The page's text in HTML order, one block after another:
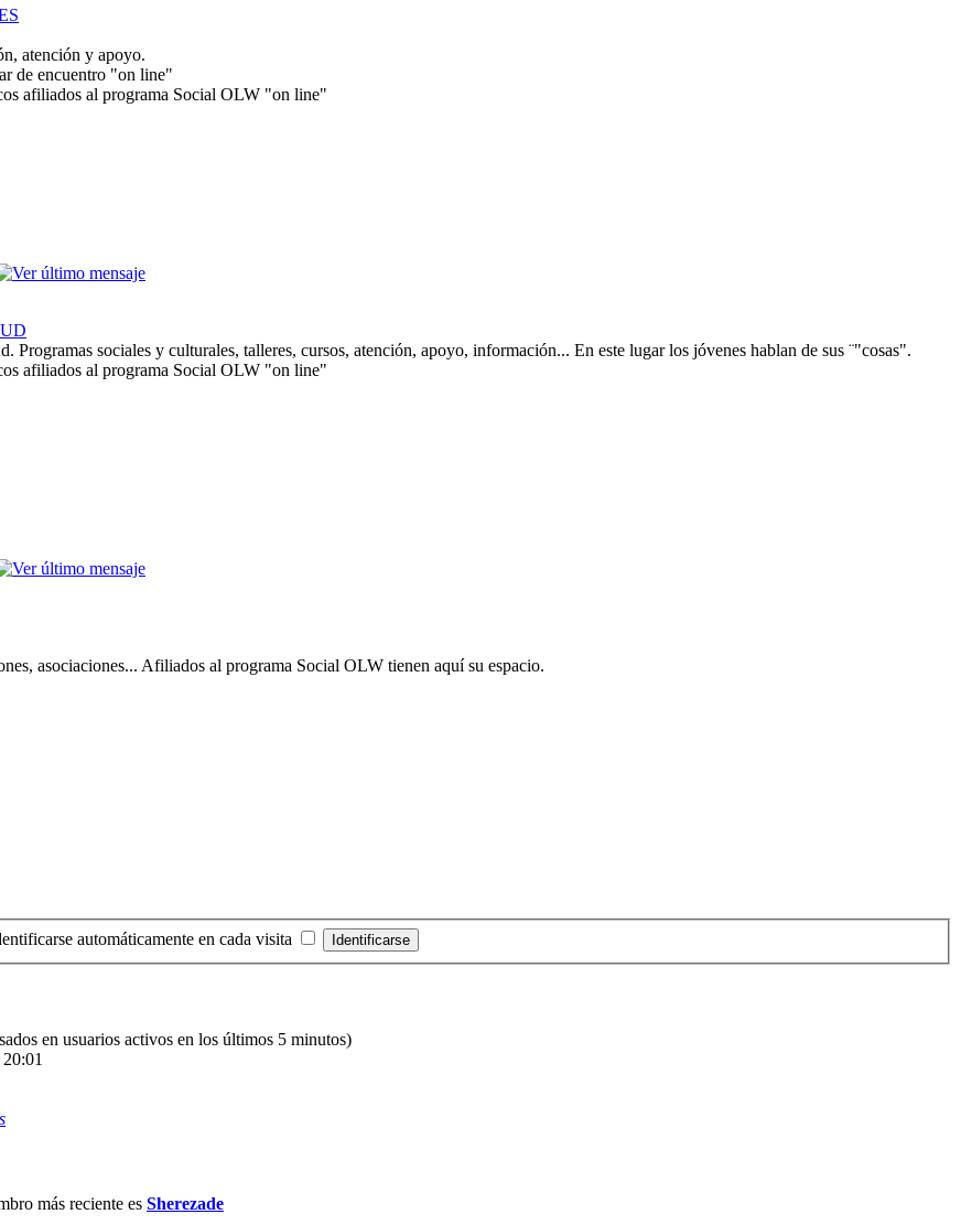
atención y apoyo.
de encuentro "on line"
afiliados al programa Social OLW "on line"
Programas sociales y culturales, talleres, cursos, atención, apoyo, información... En este lugar los jóvenes hablan de sus ¨"cosas".
afiliados al programa Social OLW "on line"
asociaciones... Afiliados al programa Social OLW tienen aquí su espacio.
automáticamente en cada visita
en usuarios activos en los últimos 5 minutos)
más reciente es Sherezade